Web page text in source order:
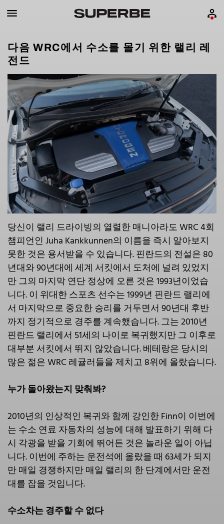
다음 WRC에서 수소를 몰기 위한 랠리 레
전드
당신이 랠리 드라이빙의 열렬한 매니아라도 WRC 4회
챔피언인 Juha Kankkunnen의 이름을 즉시 알아보지
못한 것은 용서받을 수 있습니다. 핀란드의 전설은 80
년대와 90년대에 세계 서킷에서 도처에 널려 있었지
만 그의 마지막 연단 정상에 오른 것은 1993년이었습
니다. 이 위대한 스포츠 선수는 1999년 핀란드 랠리에
서 마지막으로 중요한 승리를 거두면서 90년대 후반
까지 정기적으로 경주를 계속했습니다. 그는 2010년
핀란드 랠리에서 51세의 나이로 복귀했지만 그 이후로
대부분 서킷에서 뛰지 않았습니다. 베테랑은 당시의
많은 젊은 WRC 레귤러들을 제치고 8위에 올랐습니다.
누가 돌아왔는지 맞춰봐?
2010년의 인상적인 복귀와 함께 강인한 Finn이 이번에
는 수소 연료 자동차의 성능에 대해 발표하기 위해 다
시 각광을 받을 기회에 뛰어든 것은 놀라운 일이 아닙
니다. 이번에 주하는 운전석에 올랐을 때 63세가 되지
만 매일 경쟁하지만 매일 랠리의 한 단계에서만 운전
대를 잡을 것입니다.
수소차는 경주할 수 없다